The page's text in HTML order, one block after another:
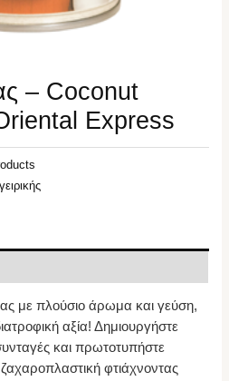
– Coconut
Express
με πλούσιο άρωμα και γεύση,
αξία! Δημιουργήστε
και πρωτοτυπήστε
φτιάχνοντας